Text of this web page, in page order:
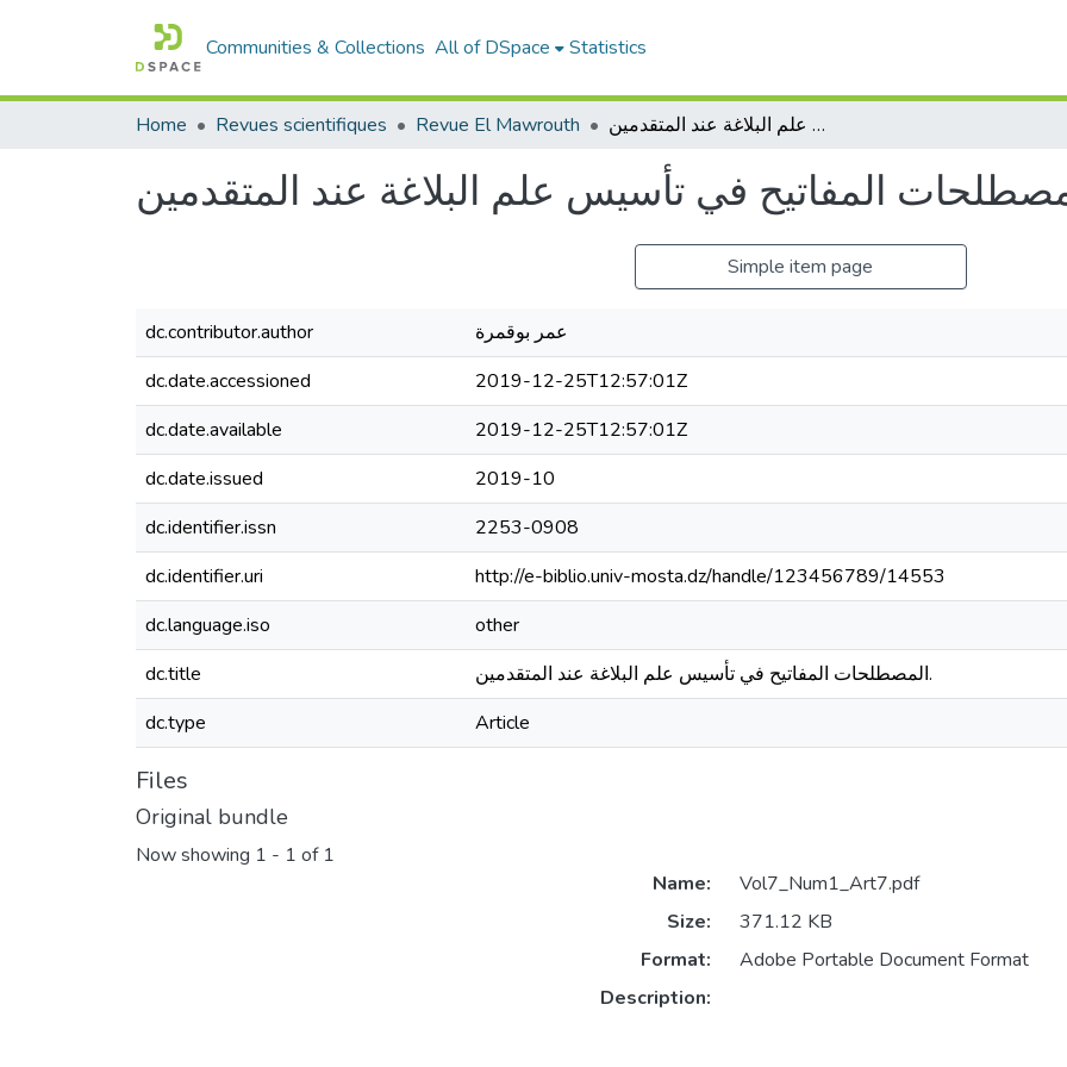
Communities & Collections All of DSpace Statistics
Home Revues scientifiques Revue El Mawrouth المصطلحات المفاتيح في تأسيس علم البلاغة عند المتقدمين.
Simple item page
dc.contributor.author
عمر بوقمرة
dc.date.accessioned
2019-12-25T12:57:01Z
dc.date.available
2019-12-25T12:57:01Z
dc.date.issued
2019-10
dc.identifier.issn
2253-0908
dc.identifier.uri
http://e-biblio.univ-mosta.dz/handle/123456789/14553
dc.language.iso
other
dc.title
المصطلحات المفاتيح في تأسيس علم البلاغة عند المتقدمين.
dc.type
Article
Files
Original bundle
Now showing 1 - 1 of 1
Name:
Vol7_Num1_Art7.pdf
Size:
371.12 KB
Format:
Adobe Portable Document Format
Description: